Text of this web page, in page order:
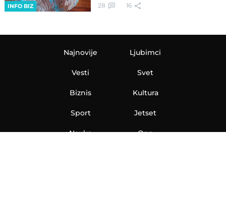
INFO BIZ 28 16
Najnovije
Vesti
Biznis
Sport
Nauka
Ljubimci
Svet
Kultura
Jetset
Ona